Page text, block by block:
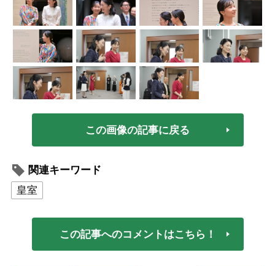
この画像の記事に戻る
関連キーワード
皇室
この記事へのコメントはこちら！